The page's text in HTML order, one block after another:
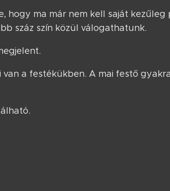
hogy ma már nem kell saját kezűleg
száz szín közül válogathatunk.
a festékükben. A mai festő